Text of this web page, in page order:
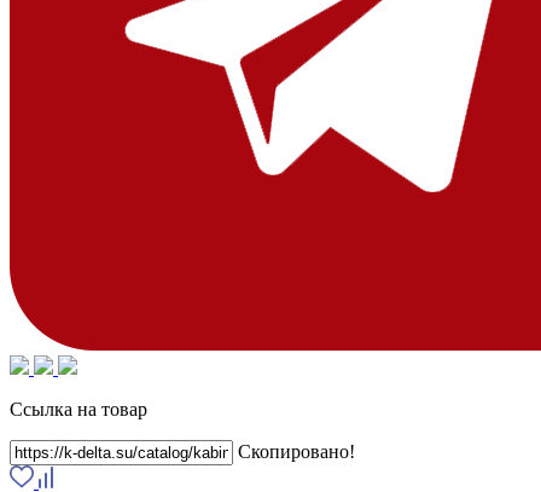
Ссылка на товар
Скопировано!